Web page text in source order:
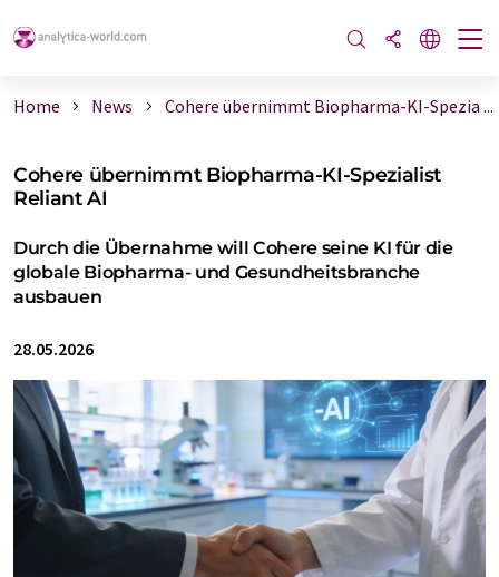
Home News Cohere übernimmt Biopharma-KI-Spezia ...
Cohere übernimmt Biopharma-KI-Spezialist
Reliant AI
Durch die Übernahme will Cohere seine KI für die
globale Biopharma- und Gesundheitsbranche
ausbauen
28.05.2026